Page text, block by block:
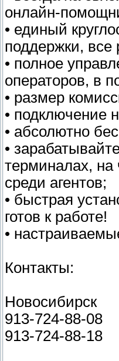
онлайн-
• единый
поддержки,
• полное
операторов, в
• размер
• подключение
• абсолютно
•
терминалах, на
среди агентов;
• быстрая
готов к работе!
•
Контакты:
Новосибирск
913-724-88-08
913-724-88-18